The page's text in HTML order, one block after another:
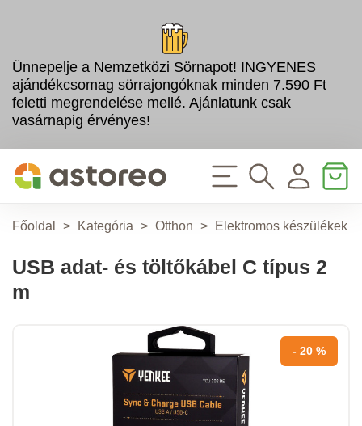
Ünnepelje a Nemzetközi Sörnapot! INGYENES
ajándékcsomag sörrajongóknak minden 7.590 Ft
feletti megrendelése mellé. Ajánlatunk csak
vasárnapig érvényes!
Főoldal > Kategória > Otthon > Elektromos készülékek
USB adat- és töltőkábel C típus 2
m
- 20 %